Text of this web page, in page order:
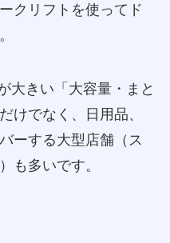
クリフトを使ってド
大きい「大容量・まと
けでなく、日用品、
ーする大型店舗（ス
も多いです。